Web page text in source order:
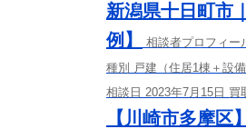
新潟県十日町市
例】
相談者プロフィー
種別 戸建（住居1棟＋設
相談日 2023年7月15日
【川崎市多摩